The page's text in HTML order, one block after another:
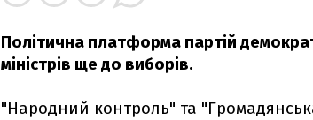
Політична платформа партій
міністрів ще до виборів.
"Народний контроль" та